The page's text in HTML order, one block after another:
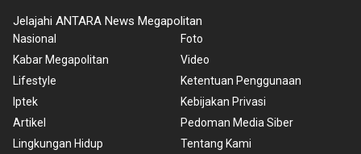
Jelajahi ANTARA News Megapolitan
Nasional
Kabar Megapolitan
Lifestyle
Iptek
Artikel
Lingkungan Hidup
Foto
Video
Ketentuan Penggunaan
Kebijakan Privasi
Pedoman Media Siber
Tentang Kami